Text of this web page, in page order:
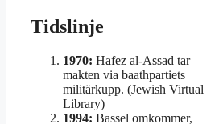
Tidslinje
1970: Hafez al-Assad tar
makten via baathpartiets
militärkupp. (Jewish Virtual
Library)
1994: Bassel omkommer,